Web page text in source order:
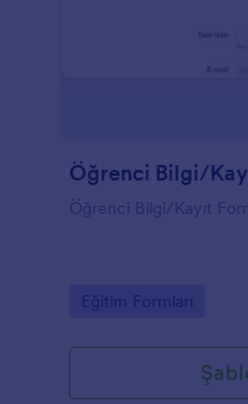
Öğrenci Bilgi/
Öğrenci Bilgi/Kayıt
Go to Category:
Eğitim Formları